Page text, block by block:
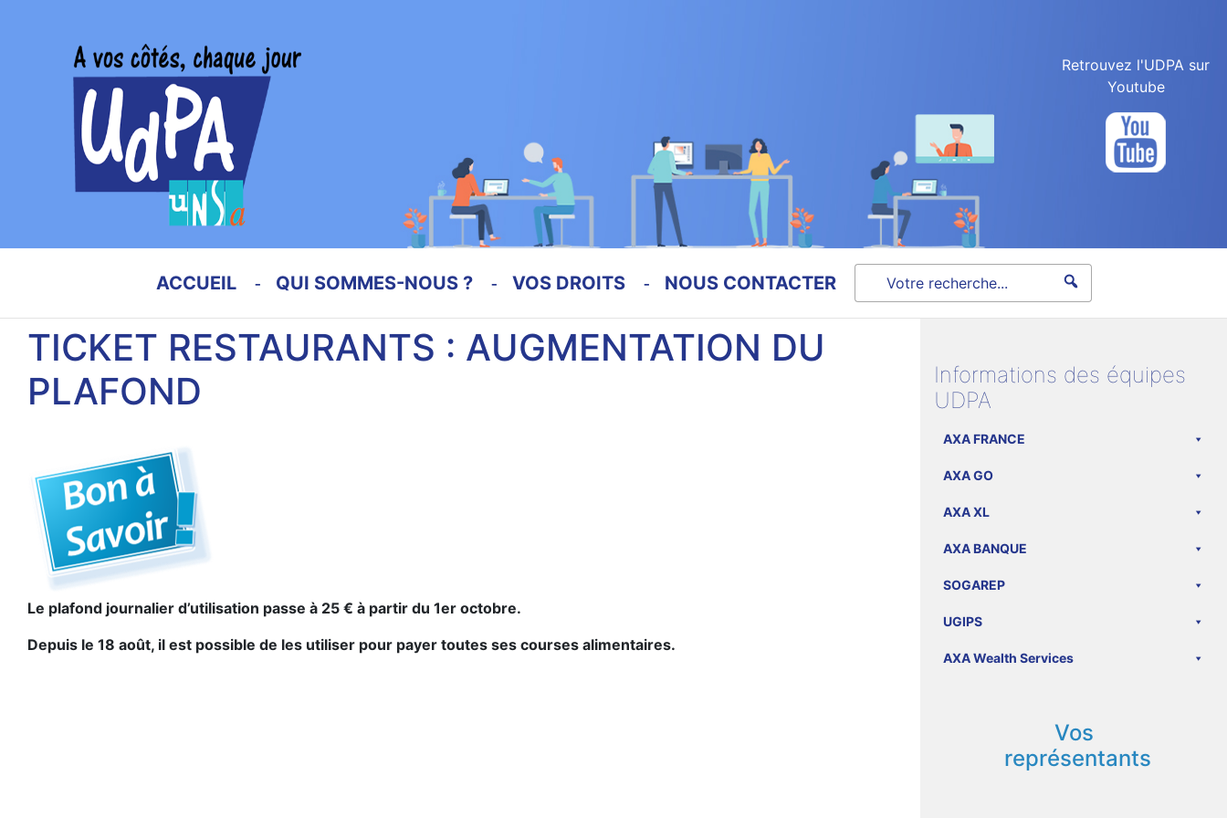
Retrouvez l'UDPA sur
Youtube
ACCUEIL QUI SOMMES-NOUS ? VOS DROITS NOUS CONTACTER
TICKET RESTAURANTS : AUGMENTATION DU
PLAFOND
Le plafond journalier d’utilisation passe à 25 € à partir du 1er octobre.
Depuis le 18 août, il est possible de les utiliser pour payer toutes ses courses alimentaires.
Informations des équipes
UDPA
AXA FRANCE
AXA GO
AXA XL
AXA BANQUE
SOGAREP
UGIPS
AXA Wealth Services
Vos
représentants